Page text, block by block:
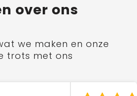
over ons
we maken en onze
trots met ons